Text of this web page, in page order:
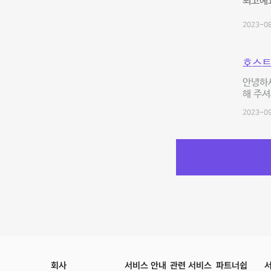
2023-
호스
안녕하
해 주
2023-
회사 서비스 안내 관련 서비스 파트너쉽